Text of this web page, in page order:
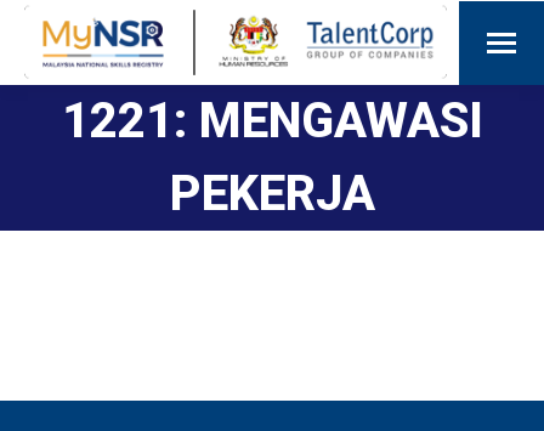
1221: MENGAWASI
PEKERJA